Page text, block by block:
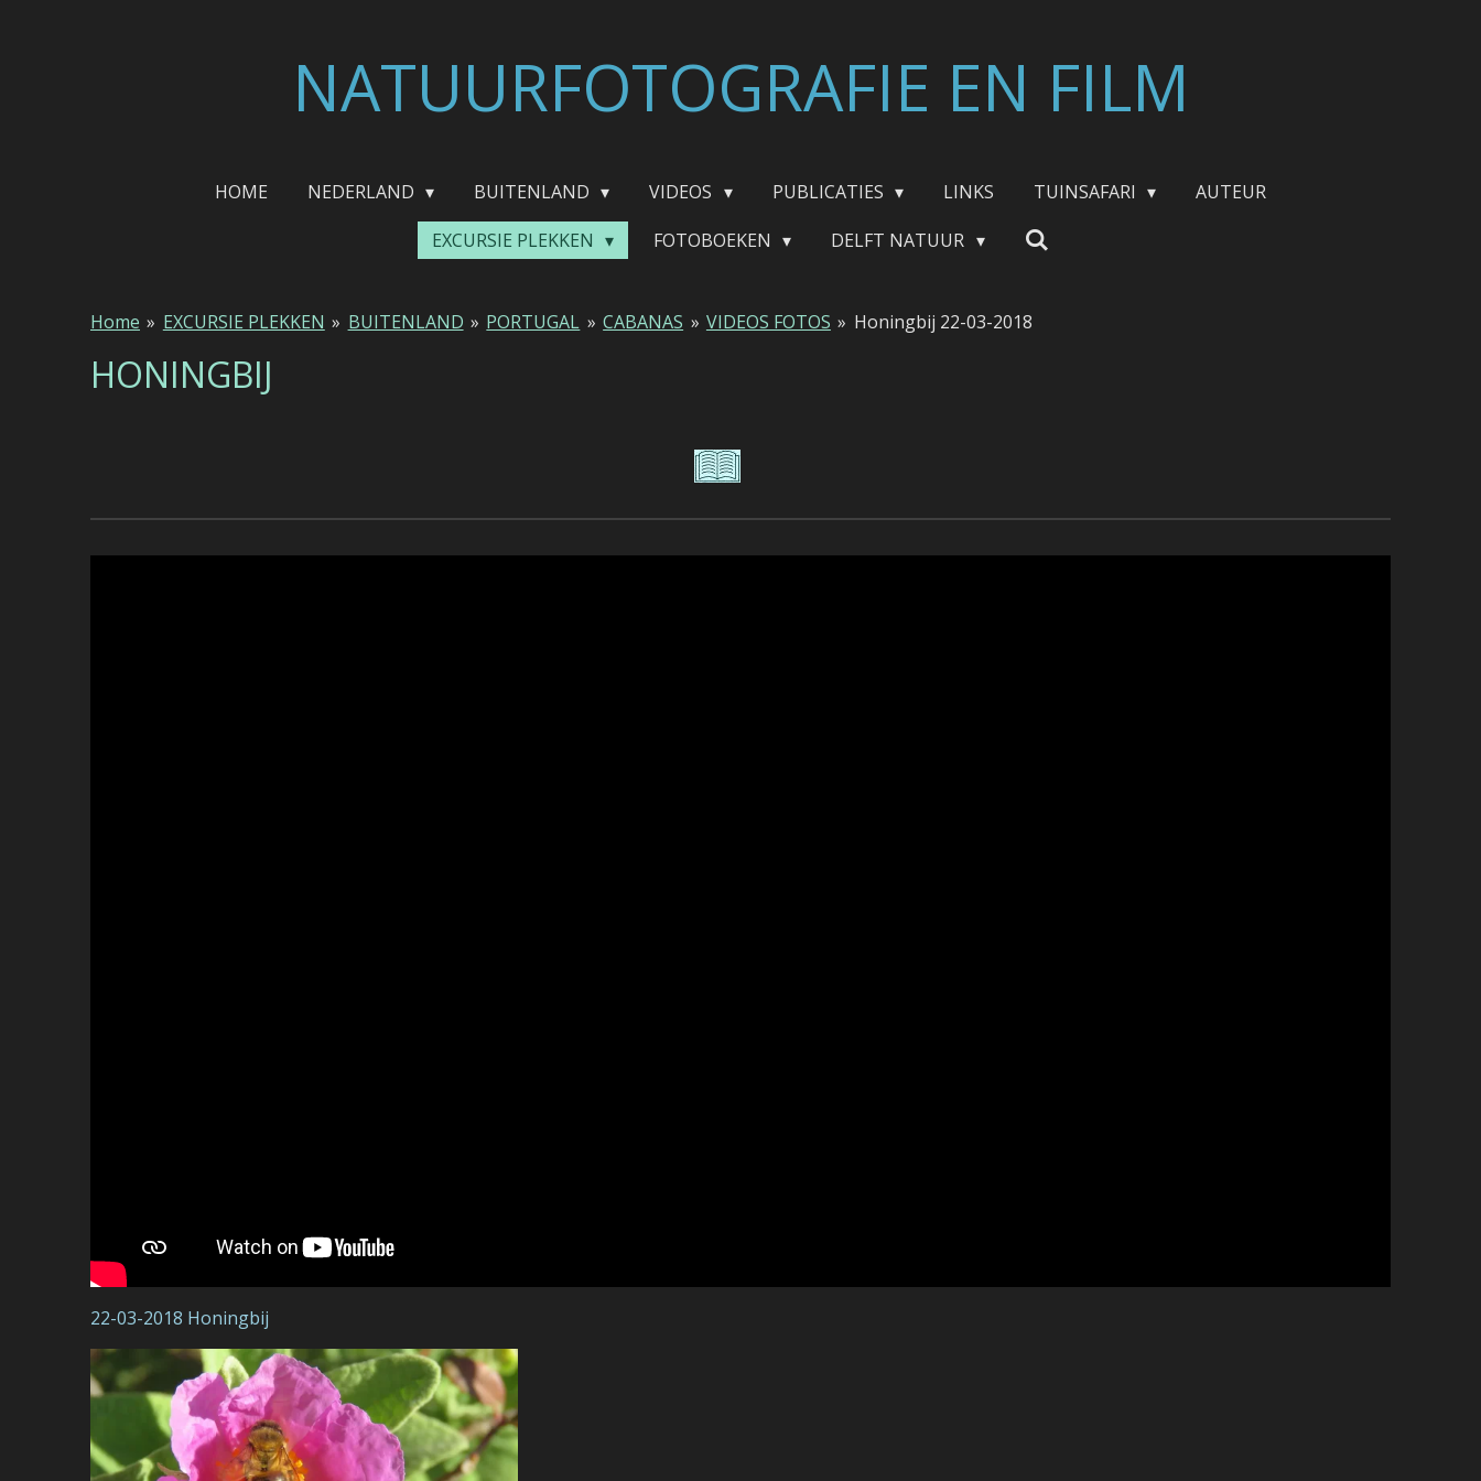
NATUURFOTOGRAFIE EN FILM
HOME NEDERLAND BUITENLAND VIDEOS PUBLICATIES LINKS TUINSAFARI
AUTEUR
EXCURSIE PLEKKEN
FOTOBOEKEN DELFT NATUUR
Home » EXCURSIE PLEKKEN » BUITENLAND » PORTUGAL » CABANAS » VIDEOS FOTOS » Honingbij 22-03-2018
HONINGBIJ
22-03-2018 Honingbij